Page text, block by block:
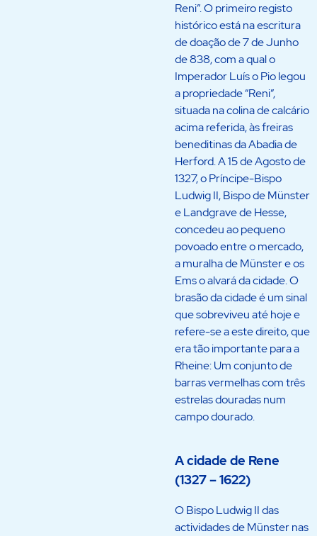
Reni”. O primeiro registo
histórico está na escritura
de doação de 7 de Junho
de 838, com a qual o
Imperador Luís o Pio legou
a propriedade “Reni”,
situada na colina de calcário
acima referida, às freiras
beneditinas da Abadia de
Herford. A 15 de Agosto de
1327, o Príncipe-Bispo
Ludwig II, Bispo de Münster
e Landgrave de Hesse,
concedeu ao pequeno
povoado entre o mercado,
a muralha de Münster e os
Ems o alvará da cidade. O
brasão da cidade é um sinal
que sobreviveu até hoje e
refere-se a este direito, que
era tão importante para a
Rheine: Um conjunto de
barras vermelhas com três
estrelas douradas num
campo dourado.
A cidade de Rene
(1327 – 1622)
O Bispo Ludwig II das
actividades de Münster nas